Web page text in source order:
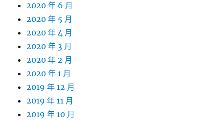
2020 年 6 月
2020 年 5 月
2020 年 4 月
2020 年 3 月
2020 年 2 月
2020 年 1 月
2019 年 12 月
2019 年 11 月
2019 年 10 月